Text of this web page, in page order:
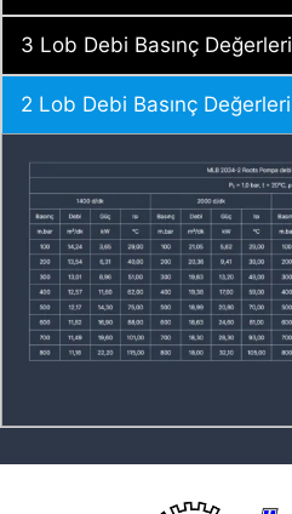
3 Lob Debi Basınç Değerleri
2 Lob Debi Basınç Değerleri